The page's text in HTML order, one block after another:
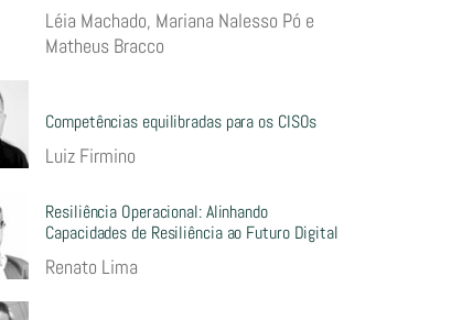
Léia Machado, Mariana Nalesso Pó e
Matheus Bracco
Competências equilibradas para os CISOs
Luiz Firmino
Resiliência Operacional: Alinhando
Capacidades de Resiliência ao Futuro Digital
Renato Lima